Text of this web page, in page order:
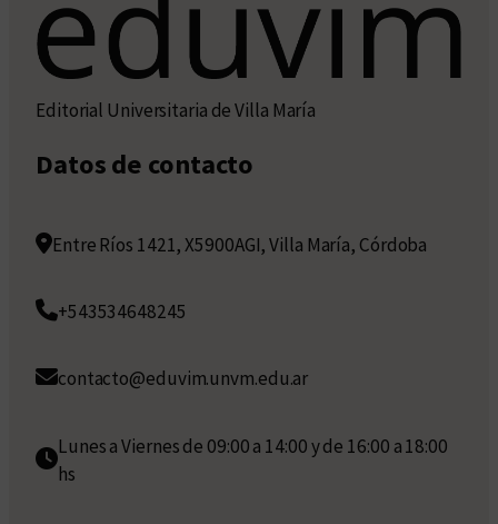
Editorial Universitaria de Villa María
Datos de contacto
Entre Ríos 1421, X5900AGI, Villa María, Córdoba
+543534648245
contacto@eduvim.unvm.edu.ar
Lunes a Viernes de 09:00 a 14:00 y de 16:00 a 18:00
hs